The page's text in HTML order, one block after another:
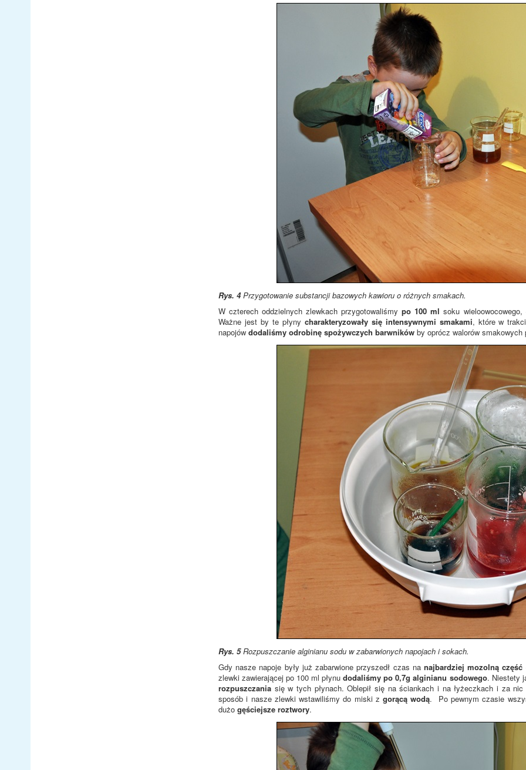
Rys. 4Przygotowanie substancji bazowych kawioru o różnych smakach.
W czterech oddzielnych zlewkach przygotowaliśmypo 100 mlsoku
Ważne jest by te płyny charakteryzowały się intensywnymi smakami, które w
napojów dodaliśmy odrobinę spożywczych barwników by oprócz walorów smakowych
Rys. 5Rozpuszczanie alginianu sodu w zabarwionych napojach i sokach.
Gdy nasze napoje były już zabarwione przyszedł czas na najbardziej mozolną część
zlewki zawierającej po 100 ml płynudodaliśmy po 0,7g alginianu sodowego. Niestety
rozpuszczania się w tych płynach. Oblepił się na ściankach i na łyżeczkach i za
sposób i nasze zlewki wstawiliśmy do miski zgorącą wodą. Po pewnym czasie
dużo gęściejsze roztwory.